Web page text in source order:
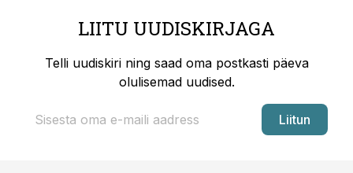
LIITU UUDISKIRJAGA
Telli uudiskiri ning saad oma postkasti päeva
olulisemad uudised.
Liitun